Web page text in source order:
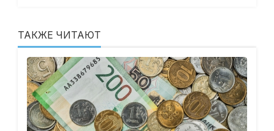
ТАКЖЕ ЧИТАЮТ